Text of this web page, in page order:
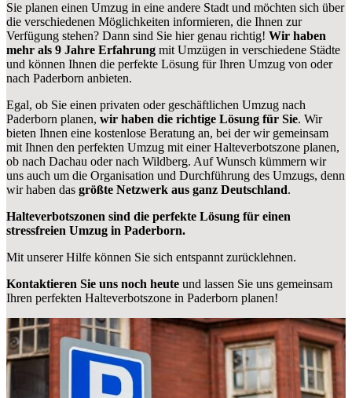
Sie planen einen Umzug in eine andere Stadt und möchten sich über
die verschiedenen Möglichkeiten informieren, die Ihnen zur
Verfügung stehen? Dann sind Sie hier genau richtig! Wir haben
mehr als 9 Jahre Erfahrung mit Umzügen in verschiedene Städte
und können Ihnen die perfekte Lösung für Ihren Umzug von oder
nach Paderborn anbieten.
Egal, ob Sie einen privaten oder geschäftlichen Umzug nach
Paderborn planen, wir haben die richtige Lösung für Sie. Wir
bieten Ihnen eine kostenlose Beratung an, bei der wir gemeinsam
mit Ihnen den perfekten Umzug mit einer Halteverbotszone planen,
ob nach Dachau oder nach Wildberg. Auf Wunsch kümmern wir
uns auch um die Organisation und Durchführung des Umzugs, denn
wir haben das größte Netzwerk aus ganz Deutschland.
Halteverbotszonen sind die perfekte Lösung für einen
stressfreien Umzug in Paderborn.
Mit unserer Hilfe können Sie sich entspannt zurücklehnen.
Kontaktieren Sie uns noch heute und lassen Sie uns gemeinsam
Ihren perfekten Halteverbotszone in Paderborn planen!